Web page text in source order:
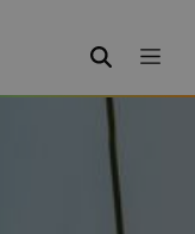
BUSCAR